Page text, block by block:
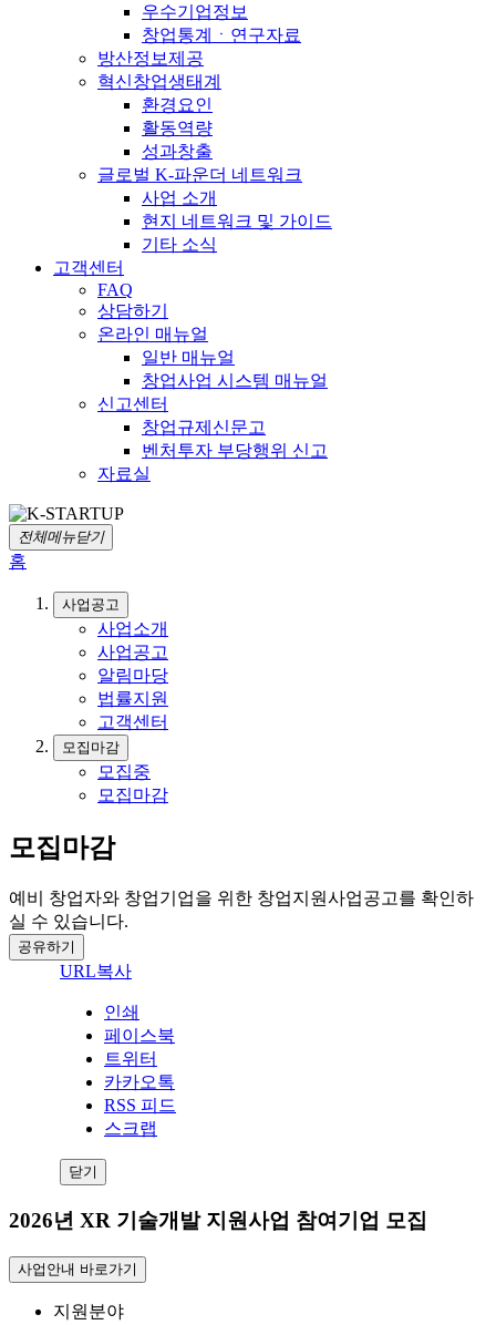
우수기업정보
창업통계ㆍ연구자료
방산정보제공
혁신창업생태계
환경요인
활동역량
성과창출
글로벌 K-파운더 네트워크
사업 소개
현지 네트워크 및 가이드
기타 소식
고객센터
FAQ
상담하기
온라인 매뉴얼
일반 매뉴얼
창업사업 시스템 매뉴얼
신고센터
창업규제신문고
벤처투자 부당행위 신고
자료실
전체메뉴닫기
홈
사업공고
사업소개
사업공고
알림마당
법률지원
고객센터
모집마감
모집중
모집마감
모집마감
예비 창업자와 창업기업을 위한 창업지원사업공고를 확인하
실 수 있습니다.
공유하기
URL복사
인쇄
페이스북
트위터
카카오톡
RSS 피드
스크랩
닫기
2026년 XR 기술개발 지원사업 참여기업 모집
사업안내 바로가기
지원분야